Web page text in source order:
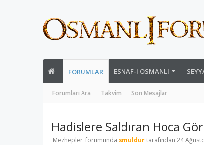
FORUMLAR
Forumları Ara Takvim Son Mesajlar
ESNAF-I OSMANLI
Hadislere Saldıran Hoca
'Mezhepler' forumunda smuldurtarafından 24